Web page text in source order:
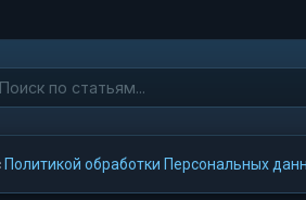
Политикой обработки Персональных